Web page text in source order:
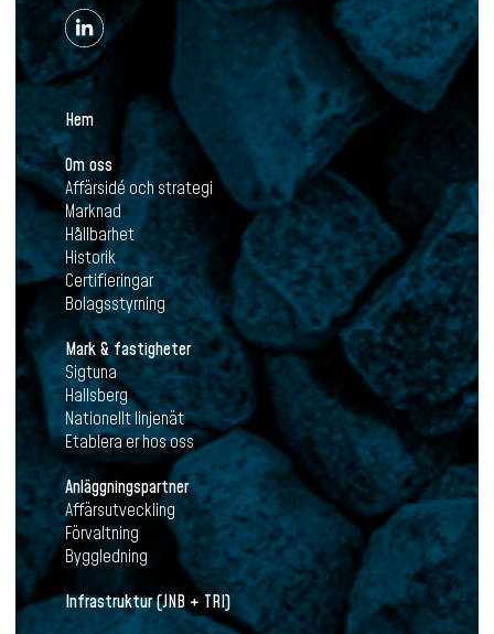
Hem
Om oss
Affärsidé och strategi
Marknad
Hållbarhet
Historik
Certifieringar
Bolagsstyrning
Mark & fastigheter
Sigtuna
Hallsberg
Nationellt linjenät
Etablera er hos oss
Anläggningspartner
Affärsutveckling
Förvaltning
Byggledning
Infrastruktur (JNB + TRI)